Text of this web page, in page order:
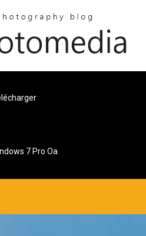
7 Pro Oa